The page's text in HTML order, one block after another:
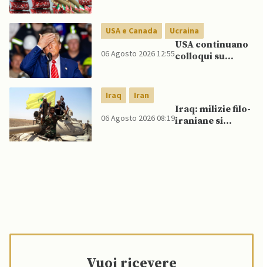
USA e Canada Ucraina
06 Agosto 2026 12:55
USA continuano
colloqui su
Ucraina,
nonostante
dubbi di Trump,
Iraq Iran
06 Agosto 2026 08:19
Iraq: milizie filo-
iraniane si
Vuoi ricevere